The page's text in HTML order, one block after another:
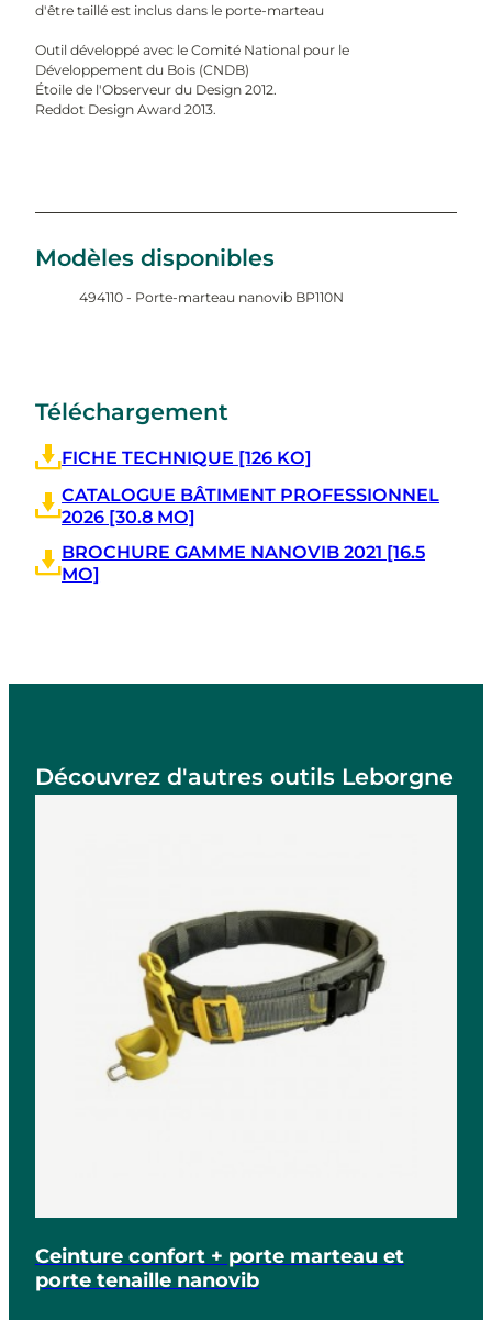
d'être taillé est inclus dans le porte-marteau
Outil développé avec le Comité National pour le
Développement du Bois (CNDB)
Étoile de l'Observeur du Design 2012.
Reddot Design Award 2013.
Modèles disponibles
494110 - Porte-marteau nanovib BP110N
Téléchargement
FICHE TECHNIQUE [126 KO]
CATALOGUE BÂTIMENT PROFESSIONNEL
2026 [30.8 MO]
BROCHURE GAMME NANOVIB 2021 [16.5
MO]
Découvrez d'autres outils Leborgne
Ceinture confort + porte marteau et
porte tenaille nanovib